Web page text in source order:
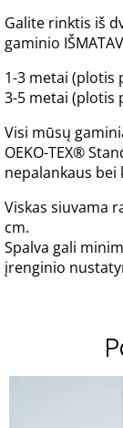
Galite rinktis iš
gaminio
1-3 metai (plotis
3-5 metai (plotis
Visi mūsų
OEKO-TEX®
nepalankaus bei
Viskas siuvama
cm.
Spalva gali
įrenginio